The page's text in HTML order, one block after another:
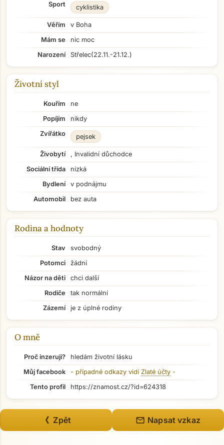
Přejít na hlavní obsah
Sport cyklistika
Věřím
v Boha
Mám se
nic moc
Narození
Střelec(22.11.-21.12.)
Životní styl
Kouřím
ne
Popíjím
nikdy
Zvířátko
pejsek
Živobytí
, Invalidní důchodce
Sociální třída
nízká
Bydlení
v podnájmu
Automobil
bez auta
Rodina a hodnoty
Stav
svobodný
Potomci
žádní
Názor na děti
chci další
Rodiče
tak normální
Zázemí
je z úplné rodiny
O mně
Proč inzeruji?
hledám životní lásku
Můj facebook
- případné odkazy vidí Zlaté účty -
Tento profil
https://znamost.cz/?id=624318
《 Zpět mail Napsat vzkaz